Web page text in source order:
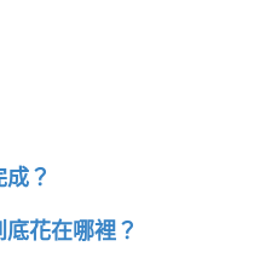
？
花在哪裡？